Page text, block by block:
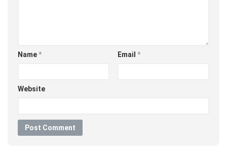
Name* Email *
Website